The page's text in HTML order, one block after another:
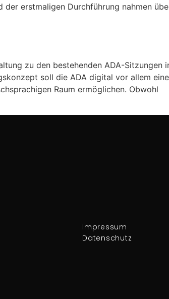
erstmaligen Durchführung nahmen
zu den bestehenden ADA-Sitzungen
soll die ADA digital vor allem eine
Raum ermöglichen. Obwohl
Impressum
Datenschutz